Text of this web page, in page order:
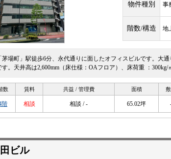
物件種別 事
階数/構造 地
茅場町」駅徒歩6分、永代通りに面したオフィスビルです。大
す。天井高は2,600mm（床仕様：OAフロア）、床荷重 ：300kg/
数 賃料 共益 / 管理費 面積
階 相談 相談 / - 65.02坪
ビル